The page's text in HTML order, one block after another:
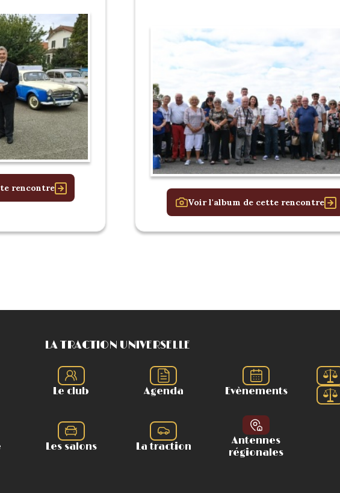
rencontre
Voir l'album de cette rencontre
LA TRACTION UNIVERSELLE
Le club Agenda Evènements
Les salons La traction
Antennes
régionales